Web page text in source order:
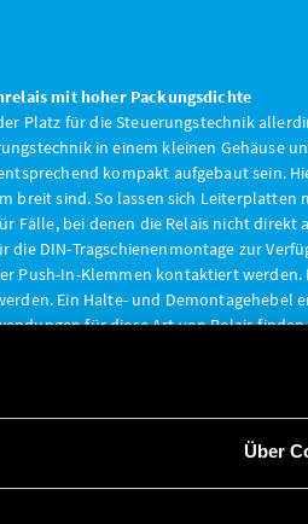
Über
mit hoher Packungsdichte
Platz für die Steuerungstechnik
in einem kleinen Gehäuse
kompakt aufgebaut sein.
breit sind. So lassen sich
Fälle, bei denen die Relais nicht
die DIN-Tragschienenmontage zur
Push-In-Klemmen kontaktiert
Ein Halte- und Demontagehebel
für diese Art von Relais
gefragt sind. Da die
ein, bei denen die
sind Lötanlagen, Heizgeräte oder -
Die Relais sind unempfindlich
Kontaktprellen auf. Die Qualität